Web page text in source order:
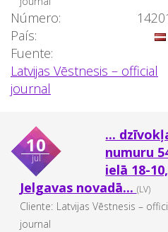
Número:
País:
Fuente:
Latvijas Vēstnesis – official
journal
10
jul
...
numuru
ielā 18-
Jelgavas novadā... (LV)
Cliente: Latvijas Vēstnesis –
journal